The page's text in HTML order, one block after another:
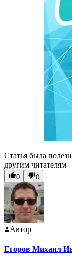
Статья была
другим читателям
0 0
Автор
Егоров Михаил